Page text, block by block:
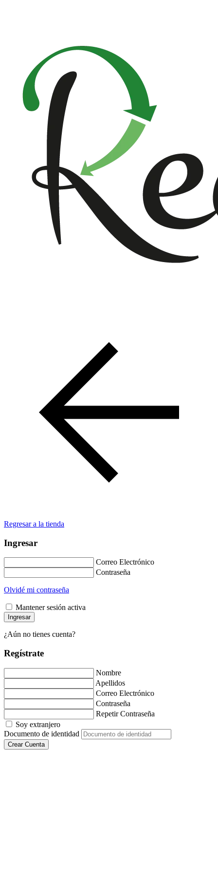
Regresar a la tienda
Ingresar
Correo Electrónico
Contraseña
Olvidé mi contraseña
Mantener sesión activa
¿Aún no tienes cuenta?
Regístrate
Nombre
Apellidos
Correo Electrónico
Contraseña
Repetir Contraseña
Soy extranjero
Documento de identidad